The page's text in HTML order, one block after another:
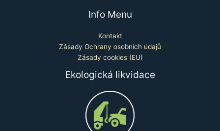
Info Menu
Kontakt
Zásady Ochrany osobních údajů
Zásady cookies (EU)
Ekologická likvidace